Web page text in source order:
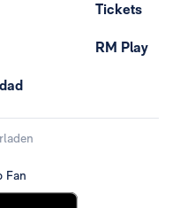
Tickets
RM Play
Fan